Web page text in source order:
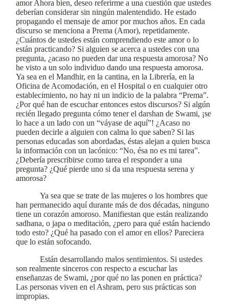
amor Ahora bien, deseo referirme a una cuestión que ustedes
deberían considerar sin ningún malentendido. He estado
propagando el mensaje de amor por muchos años. En cada
discurso se menciona a Prema (Amor), repetidamente.
¿Cuántos de ustedes están comprendiendo este amor o lo
están practicando? Si alguien se acerca a ustedes con una
pregunta, ¿acaso no pueden dar una respuesta amorosa? No
he visto a un solo individuo dando una respuesta amorosa.
Ya sea en el Mandhir, en la cantina, en la Librería, en la
Oficina de Acomodación, en el Hospital o en cualquier otro
establecimiento, no hay ni un indicio de la palabra “Prema”.
¿Por qué han de escuchar entonces estos discursos? Si algún
recién llegado pregunta cómo tener el darshan de Swami, ¡se
lo hace a un lado con un “váyase de aquí”! ¿Acaso no
pueden decirle a alguien con calma lo que saben? Si las
personas educadas son abordadas, éstas alejan a quien busca
la información con un lacónico: “No, ésa no es mi tarea”.
¿Debería prescribirse como tarea el responder a una
pregunta? ¿Qué pierde uno si da una respuesta serena y
amorosa?
Ya sea que se trate de las mujeres o los hombres que
han permanecido aquí durante más de dos décadas, ninguno
tiene un corazón amoroso. Manifiestan que están realizando
sadhana, o japa o meditación, ¿pero para qué están haciendo
todo esto? ¿Qué ha pasado con el amor en ellos? Pareciera
que lo están sofocando.
Están desarrollando malos sentimientos. Si ustedes
son realmente sinceros con respecto a escuchar las
enseñanzas de Swami, ¿por qué no las ponen en práctica?
Las personas viven en el Ashram, pero sus prácticas son
impropias.